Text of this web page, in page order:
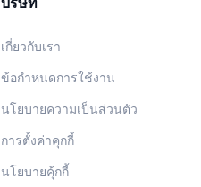
เกี่ยวกับเรา
ข้อกำหนดการใช้งาน
นโยบายความเป็นส่วนตัว
การตั้งค่าคุกกี้
นโยบายคุ้กกี้